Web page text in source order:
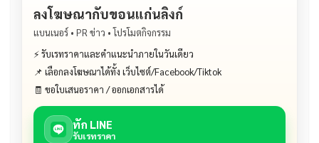
ลงโฆษณากับขอนแก่นลิงก์
แบนเนอร์ • PR ข่าว • โปรโมตกิจกรรม
⚡ รับเรทราคาและคำแนะนำภายในวันเดียว
📌 เลือกลงโฆษณาได้ทั้ง เว็บไซต์/Facebook/Tiktok
🧾 ขอใบเสนอราคา / ออกเอกสารได้
ทัก LINE
รับเรทราคา